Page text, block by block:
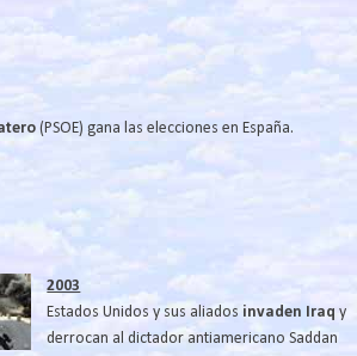
(PSOE) gana las elecciones en España.
2003
Estados Unidos y sus aliados invaden Iraq y
derrocan al dictador antiamericano Saddan